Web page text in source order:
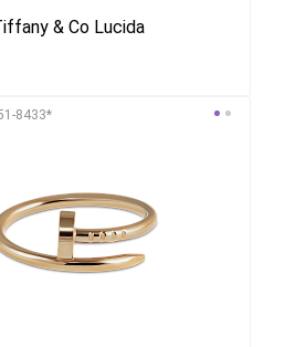
& Co Lucida
8433*